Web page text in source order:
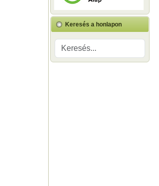
Keresés a honlapon